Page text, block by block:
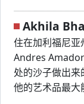
Akhila
住在加利福尼亚
Andres
处的沙子做出来
他的艺术品最大